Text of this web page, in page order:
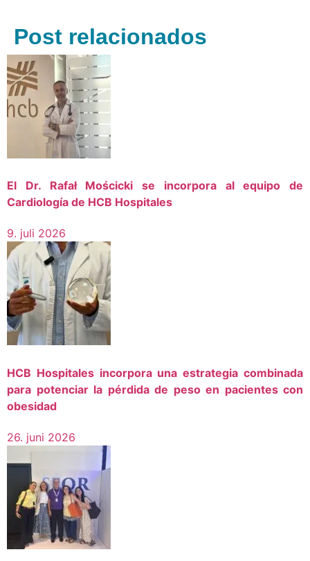
Post relacionados
El Dr. Rafał Mościcki se incorpora al equipo de
Cardiología de HCB Hospitales
9. juli 2026
HCB Hospitales incorpora una estrategia combinada
para potenciar la pérdida de peso en pacientes con
obesidad
26. juni 2026